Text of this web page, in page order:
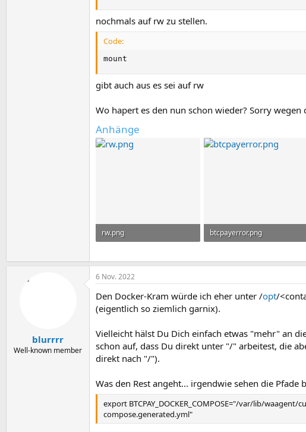
nochmals auf rw zu stellen.
Code:
mount
gibt auch aus es sei auf rw
Wo hapert es den nun schon wieder? Sorry
Anhänge
rw.png
btcpayerror.png
blurrrr
Well-known member
6 Nov. 2022
Den Docker-Kram würde ich eher unter /opt/
(eigentlich so ziemlich garnix).
Vielleicht hälst Du Dich einfach etwas "mehr" an
schon auf, dass Du direkt unter "/" arbeitest, die
direkt nach "/").
Was den Rest angeht... irgendwie sehen die
export BTCPAY_DOCKER_COMPOSE="/var/lib/
compose.generated.yml"